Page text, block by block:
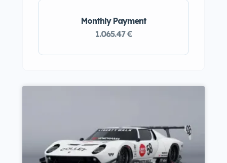
Monthly Payment
1.065.47 €